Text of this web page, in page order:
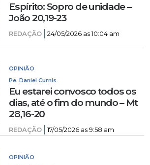
Espírito: Sopro de unidade –
João 20,19-23
REDAÇÃO 24/05/2026 as 10:04 am
OPINIÃO
Pe. Daniel Curnis
Eu estarei convosco todos os
dias, até o fim do mundo – Mt
28,16-20
REDAÇÃO 17/05/2026 as 9:58 am
OPINIÃO